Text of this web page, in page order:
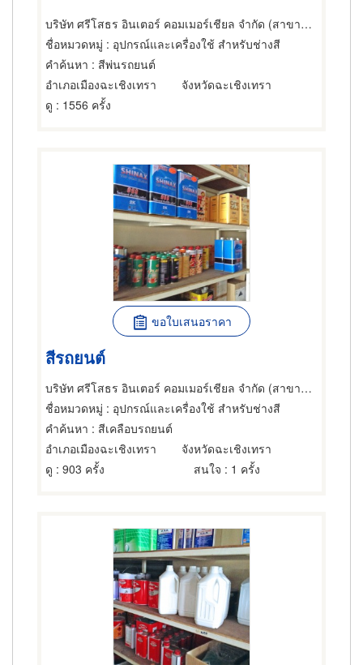
บริษัท ศรีโสธร อินเตอร์ คอมเมอร์เชียล จำกัด (สาขาฉะเชิงเทรา)
ชื่อหมวดหมู่ : อุปกรณ์และเครื่องใช้ สำหรับช่างสี
คำค้นหา : สีพ่นรถยนต์
อำเภอเมืองฉะเชิงเทรา
จังหวัดฉะเชิงเทรา
ดู : 1556 ครั้ง
ขอใบเสนอราคา
สีรถยนต์
บริษัท ศรีโสธร อินเตอร์ คอมเมอร์เชียล จำกัด (สาขาฉะเชิงเทรา)
ชื่อหมวดหมู่ : อุปกรณ์และเครื่องใช้ สำหรับช่างสี
คำค้นหา : สีเคลือบรถยนต์
อำเภอเมืองฉะเชิงเทรา
จังหวัดฉะเชิงเทรา
ดู : 903 ครั้ง สนใจ : 1 ครั้ง